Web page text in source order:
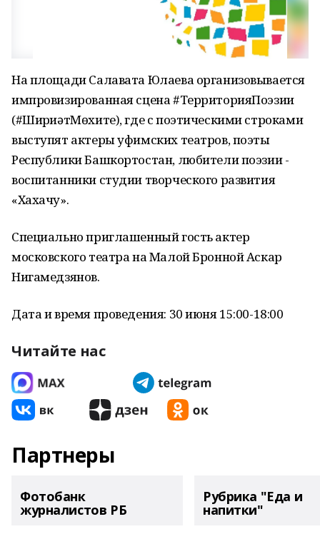
На площади Салавата Юлаева организовывается
импровизированная сцена #ТерриторияПоэзии
(#ШиғриәтМөхите), где с поэтическими строками
выступят актеры уфимских театров, поэты
Республики Башкортостан, любители поэзии -
воспитанники студии творческого развития
«Хахачу».
Специально приглашенный гость актер
московского театра на Малой Бронной Аскар
Нигамедзянов.
Дата и время проведения: 30 июня 15:00-18:00
Читайте нас
Партнеры
Фотобанк
журналистов РБ
Рубрика "Еда и
напитки"